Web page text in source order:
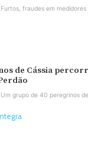
fraudes em
de Cássia
grupo de 40 peregrinos